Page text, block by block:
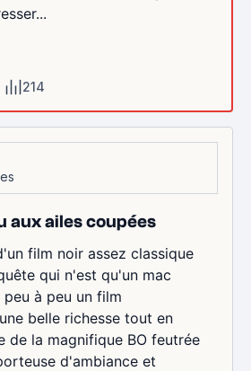
214
aux ailes coupées
film noir assez classique
qui n'est qu'un mac
à peu un film
belle richesse tout en
de la magnifique BO feutrée
d'ambiance et